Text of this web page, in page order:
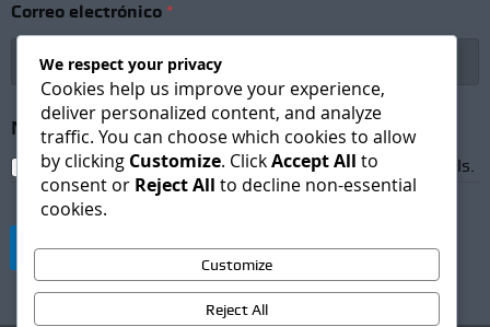
u
b
i
t
n
Correo electrónico *
Newsletter Subscription*
I agree to receive newsletters and promotional emails.
Suscribirse
We respect your privacy
Cookies help us improve your experience,
deliver personalized content, and analyze
traffic. You can choose which cookies to allow
by clicking Customize. ClickAccept All to
consent or Reject All to decline non-essential
cookies.
Customize
Reject All